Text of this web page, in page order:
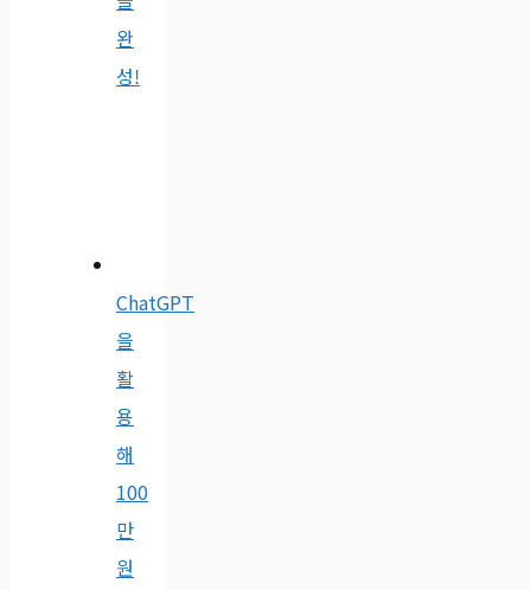
완
성!
ChatGPT
을
활
용
해
100
만
원